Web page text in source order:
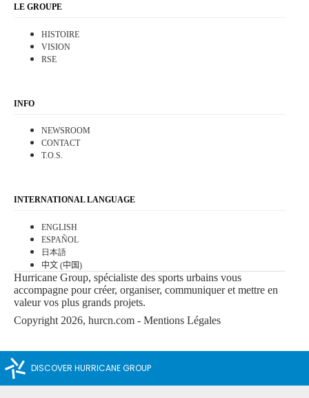
LE GROUPE
HISTOIRE
VISION
RSE
INFO
NEWSROOM
CONTACT
T.O.S.
INTERNATIONAL LANGUAGE
ENGLISH
ESPAÑOL
日本語
中文 (中国)
Hurricane Group, spécialiste des sports urbains vous
accompagne pour créer, organiser, communiquer et mettre en
valeur vos plus grands projets.
Copyright 2026, hurcn.com - Mentions Légales
DISCOVER HURRICANE GROUP